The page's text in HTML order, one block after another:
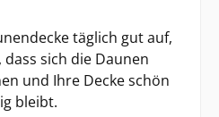
täglich gut auf,
sich die Daunen
und Ihre Decke schön
bleibt.